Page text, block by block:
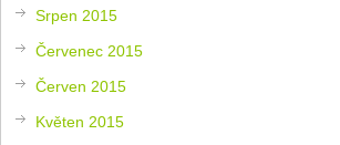
Srpen 2015
Červenec 2015
Červen 2015
Květen 2015